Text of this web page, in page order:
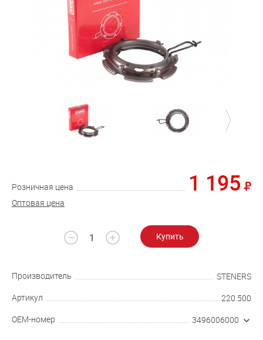
Розничная цена 1 195
Оптовая цена
Купить
Производитель STENERS
Артикул 220.500
OEM-номер 3496006000